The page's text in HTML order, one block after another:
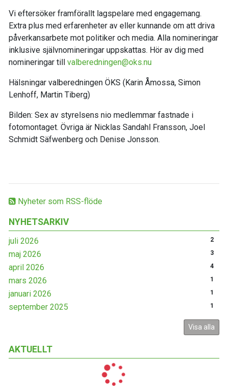
Nyheter som RSS-flöde
NYHETSARKIV
juli 2026 2
maj 2026 3
april 2026 4
mars 2026 1
januari 2026 1
september 2025 1
Visa alla
AKTUELLT
Vi eftersöker framförallt lagspelare med engagemang.
Extra plus med erfarenheter av eller kunnande om att driva
påverkansarbete mot politiker och media. Alla nomineringar
inklusive självnomineringar uppskattas. Hör av dig med
nomineringar till valberedningen@oks.nu
Hälsningar valberedningen ÖKS (Karin Åmossa, Simon
Lenhoff, Martin Tiberg)
Bilden: Sex av styrelsens nio medlemmar fastnade i
fotomontaget. Övriga är Nicklas Sandahl Fransson, Joel
Schmidt Säfwenberg och Denise Jonsson.